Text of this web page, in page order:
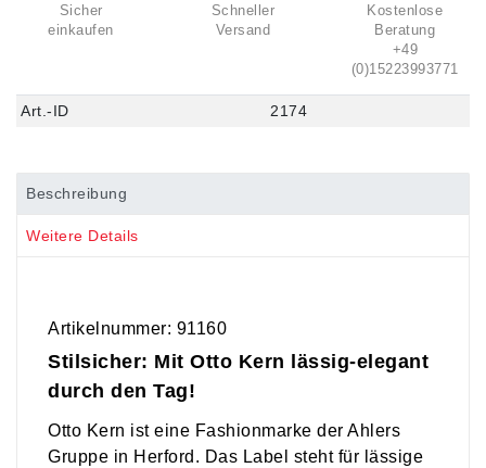
Sicher
einkaufen
Schneller
Versand
Kostenlose
Beratung
+49
(0)15223993771
Art.-ID 2174
Beschreibung
Weitere Details
Artikelnummer: 91160
Stilsicher: Mit Otto Kern lässig-elegant
durch den Tag!
Otto Kern ist eine Fashionmarke der Ahlers
Gruppe in Herford. Das Label steht für lässige